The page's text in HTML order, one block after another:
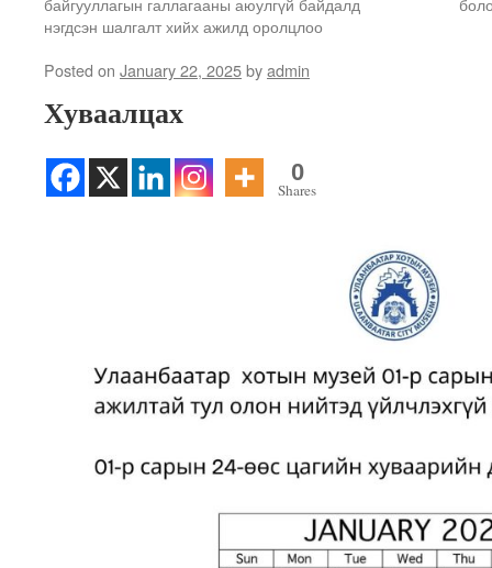
нэгдсэн шалгалт хийх ажилд оролцлоо
Posted on January 22, 2025byadmin
Хуваалцах
0
Shares